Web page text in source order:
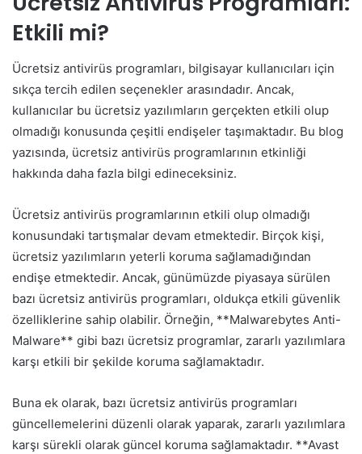
Etkili mi?
Ücretsiz antivirüs programları, bilgisayar kullanıcıları için
sıkça tercih edilen seçenekler arasındadır. Ancak,
kullanıcılar bu ücretsiz yazılımların gerçekten etkili olup
olmadığı konusunda çeşitli endişeler taşımaktadır. Bu blog
yazısında, ücretsiz antivirüs programlarının etkinliği
hakkında daha fazla bilgi edineceksiniz.
Ücretsiz antivirüs programlarının etkili olup olmadığı
konusundaki tartışmalar devam etmektedir. Birçok kişi,
ücretsiz yazılımların yeterli koruma sağlamadığından
endişe etmektedir. Ancak, günümüzde piyasaya sürülen
bazı ücretsiz antivirüs programları, oldukça etkili güvenlik
özelliklerine sahip olabilir. Örneğin, **Malwarebytes Anti-
Malware** gibi bazı ücretsiz programlar, zararlı yazılımlara
karşı etkili bir şekilde koruma sağlamaktadır.
Buna ek olarak, bazı ücretsiz antivirüs programları
güncellemelerini düzenli olarak yaparak, zararlı yazılımlara
karşı sürekli olarak güncel koruma sağlamaktadır. **Avast